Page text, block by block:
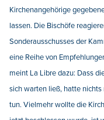
Kirchenangehörige
lassen. Die Bischöfe
Sonderausschusses der
eine Reihe von
meint La Libre dazu: Dass
sich warten ließ, hatte
tun. Vielmehr wollte die